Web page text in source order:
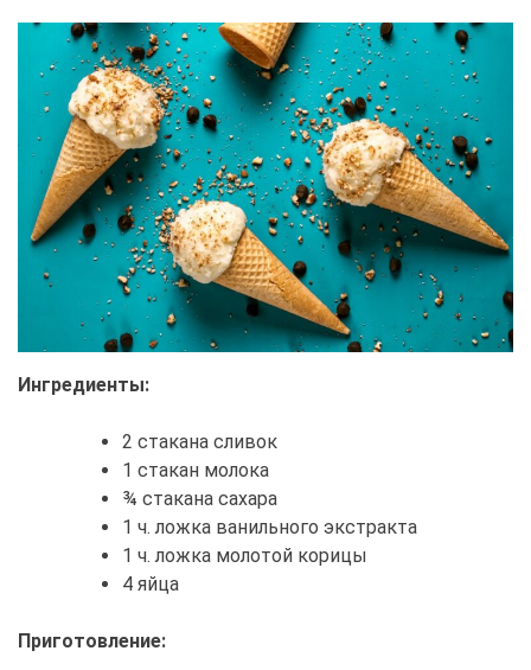
Ингредиенты:
2 стакана сливок
1 стакан молока
¾ стакана сахара
1 ч. ложка ванильного экстракта
1 ч. ложка молотой корицы
4 яйца
Приготовление: